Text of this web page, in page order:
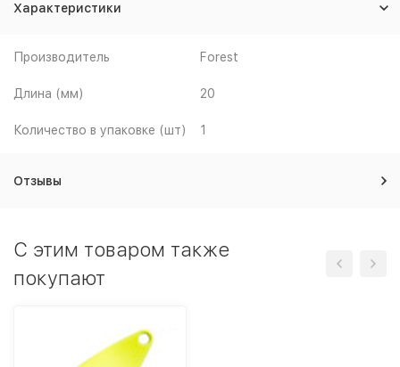
Характеристики
Производитель Forest
Длина (мм) 20
Количество в упаковке (шт) 1
Отзывы
C этим товаром также
покупают